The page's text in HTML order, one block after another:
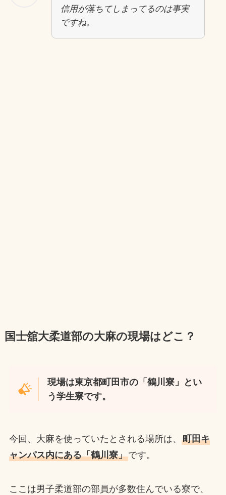
信用が落ちてしまってるのは事実
ですね。
国士舘大柔道部の大麻の現場はどこ？
現場は東京都町田市の「鶴川寮」とい
う学生寮です。
今回、大麻を使っていたとされる場所は、 町田キ
ャンパス内にある「鶴川寮」です。
ここは男子柔道部の部員が多数住んでいる寮で、